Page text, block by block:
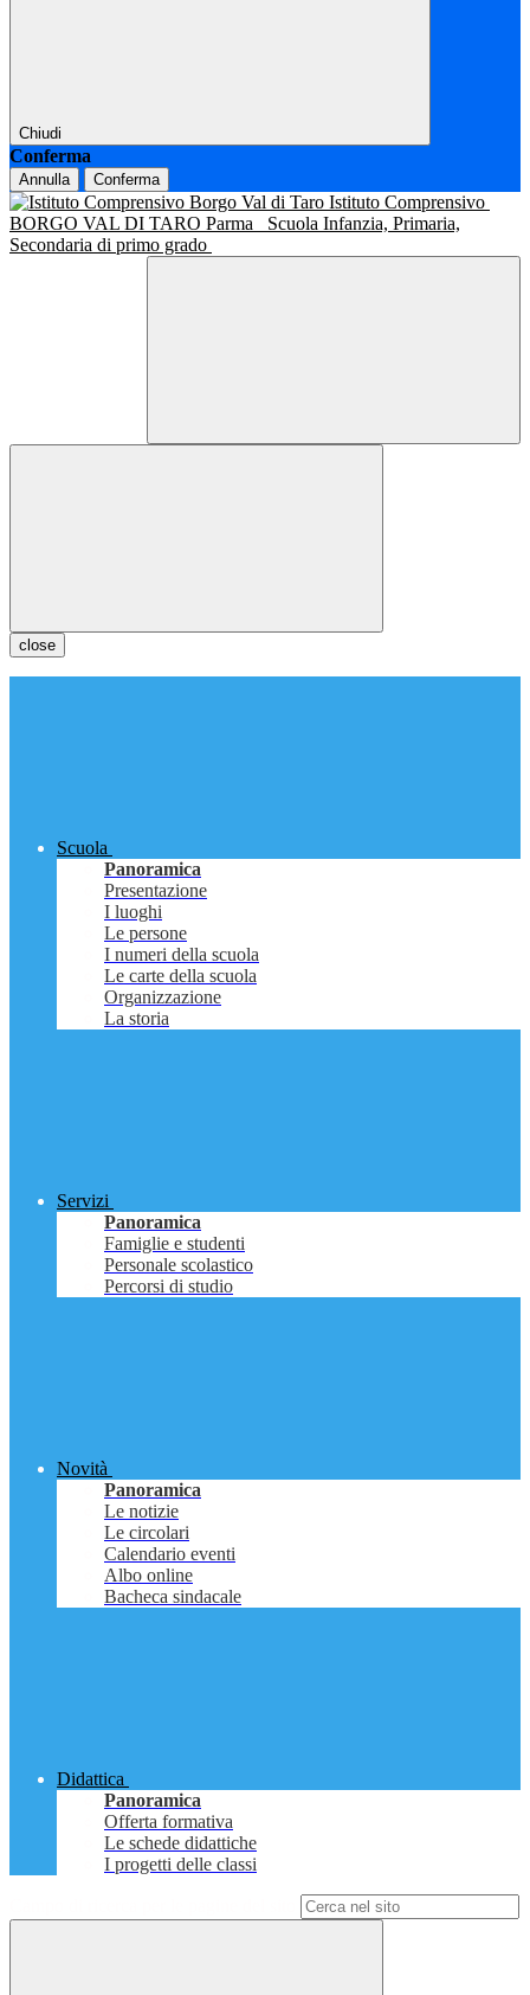
Chiudi
Conferma
Annulla Conferma
Istituto Comprensivo
BORGO VAL DI TARO Parma
Scuola Infanzia, Primaria,
Secondaria di primo grado
close
Scuola
Panoramica
Presentazione
I luoghi
Le persone
I numeri della scuola
Le carte della scuola
Organizzazione
La storia
Servizi
Panoramica
Famiglie e studenti
Personale scolastico
Percorsi di studio
Novità
Panoramica
Le notizie
Le circolari
Calendario eventi
Albo online
Bacheca sindacale
Didattica
Panoramica
Offerta formativa
Le schede didattiche
I progetti delle classi